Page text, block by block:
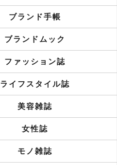
ブランド手帳
ブランドムック
ファッション誌
ライフスタイル誌
美容雑誌
女性誌
モノ雑誌